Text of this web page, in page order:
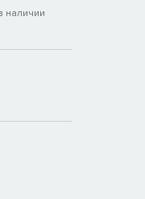
наличии